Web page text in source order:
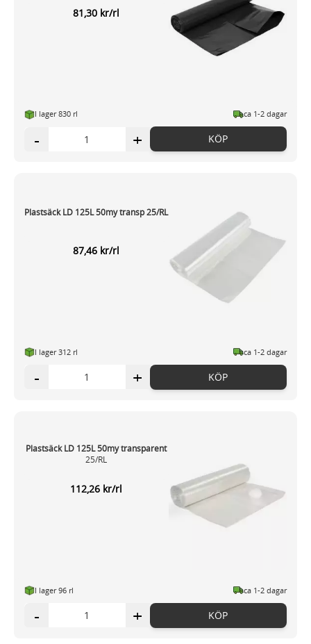
81,30 kr/rl
I lager 830 rl ca 1-2 dagar
- + KÖP
Plastsäck LD 125L 50my transp 25/RL
87,46 kr/rl
I lager 312 rl ca 1-2 dagar
- + KÖP
Plastsäck LD 125L 50my transparent
25/RL
112,26 kr/rl
I lager 96 rl ca 1-2 dagar
- + KÖP